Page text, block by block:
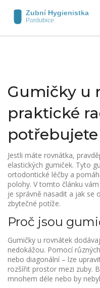
Gumičky u
praktické
Jestli máte rovnátka,
elastických gumiček. Tyto
ortodontické léčby a
polohy. V tomto článku
je správně nasadit a jak se
zbytečné potíže.
Proč jsou
Gumičky u rovnátek
nedokážou. Pomocí
nebo diagonální – lze
rozšířit prostor mezi zuby.
mnohem déle nebo by